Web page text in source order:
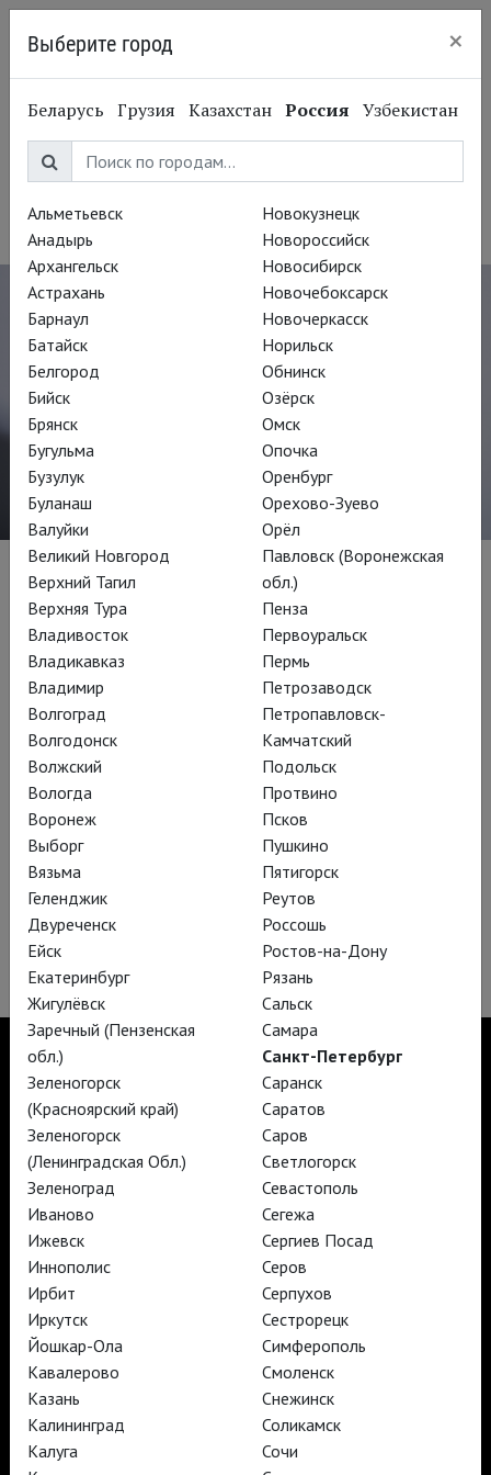
Брайан Маллиган
Brian Mulligan
Оперный певец, баритон
Постановки
Брегенцский фестиваль: Мадам
Баттерфляй
TheatreHD
TheatreHD Опера
TheatreHD Балет в кино
АРТ-ЛЕКТОРИЙ В КИНО
TheatreHD
TheatreHD
TheatreHD Опера
TheatreHD Балет в кино
АРТ-ЛЕКТОРИЙ В КИНО
Выберите город ×
Беларусь Грузия Казахстан Россия Узбекистан
Альметьевск
Анадырь
Архангельск
Астрахань
Барнаул
Батайск
Белгород
Бийск
Брянск
Бугульма
Бузулук
Буланаш
Валуйки
Великий Новгород
Верхний Тагил
Верхняя Тура
Владивосток
Владикавказ
Владимир
Волгоград
Волгодонск
Волжский
Вологда
Воронеж
Выборг
Вязьма
Геленджик
Двуреченск
Ейск
Екатеринбург
Жигулёвск
Заречный (Пензенская
обл.)
Зеленогорск
(Красноярский край)
Зеленогорск
(Ленинградская Обл.)
Зеленоград
Иваново
Ижевск
Иннополис
Ирбит
Иркутск
Йошкар-Ола
Кавалерово
Казань
Калининград
Калуга
Новокузнецк
Новороссийск
Новосибирск
Новочебоксарск
Новочеркасск
Норильск
Обнинск
Озёрск
Омск
Опочка
Оренбург
Орехово-Зуево
Орёл
Павловск (Воронежская
обл.)
Пенза
Первоуральск
Пермь
Петрозаводск
Петропавловск-
Камчатский
Подольск
Протвино
Псков
Пушкино
Пятигорск
Реутов
Россошь
Ростов-на-Дону
Рязань
Сальск
Самара
Санкт-Петербург
Саранск
Саратов
Саров
Светлогорск
Севастополь
Сегежа
Сергиев Посад
Серов
Серпухов
Сестрорецк
Симферополь
Смоленск
Снежинск
Соликамск
Сочи